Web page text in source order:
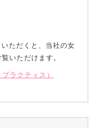
いただくと、当社の女
いただけます。
ラクティス）